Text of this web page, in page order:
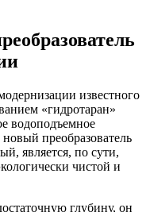
известного
«гидротаран»
водоподъемное
преобразователь
является, по сути,
чистой и
глубину, он